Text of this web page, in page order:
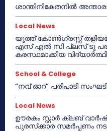
ശാന്തിനികേതനിൽ
Local News
യൂത്ത് കോൺഗ്രസ്സ്
എസ് എൽ സി പ്ലസ് ടു
കരസ്ഥമാക്കിയ
School & College
“നവ് ഓറ” പരിപാടി
Local News
ഊരകം സ്റ്റാർ ക്ലബ്
പുരസ്‌ക്കാര സമർപ്പണം